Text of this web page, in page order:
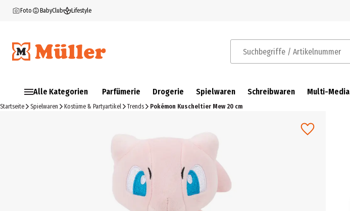
Foto BabyClub Lifestyle
Suchbegriffe / Artikelnummer
Alle Kategorien Parfümerie Drogerie Spielwaren Schreibwaren Multi-Media
Startseite Spielwaren Kostüme & Partyartikel Trends Pokémon Kuscheltier Mew 20 cm